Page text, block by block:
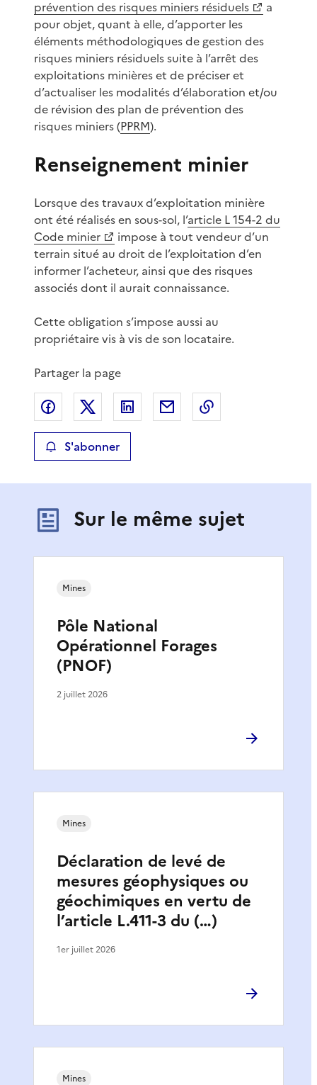
prévention des risques miniers résiduels
a
pour objet, quant à elle, d’apporter les
éléments méthodologiques de gestion des
risques miniers résiduels suite à l’arrêt des
exploitations minières et de préciser et
d’actualiser les modalités d’élaboration et/ou
de révision des plan de prévention des
risques miniers (PPRM).
Renseignement minier
Lorsque des travaux d’exploitation minière
ont été réalisés en sous-sol, l’article L 154-2 du
Code minier
impose à tout vendeur d’un
terrain situé au droit de l’exploitation d’en
informer l’acheteur, ainsi que des risques
associés dont il aurait connaissance.
Cette obligation s’impose aussi au
propriétaire vis à vis de son locataire.
Partager la page
Partager sur Facebook
Partager sur XPartager sur LinkedIn
Partager par email
S'abonner
Sur le même sujet
Pôle National
Opérationnel Forages
(PNOF)
Mines
2 juillet 2026
Déclaration de levé de
mesures géophysiques ou
géochimiques en vertu de
l’article L.411-3 du (…)
Mines
1er juillet 2026
Mines